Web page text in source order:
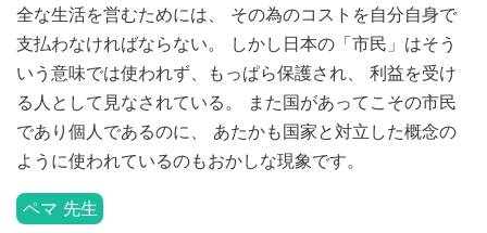
全な生活を営むためには、 その為のコストを自分自身で
支払わなければならない。 しかし日本の「市民」はそう
いう意味では使われず、もっぱら保護され、 利益を受け
る人として見なされている。 また国があってこその市民
であり個人であるのに、 あたかも国家と対立した概念の
ように使われているのもおかしな現象です。
ペマ 先生